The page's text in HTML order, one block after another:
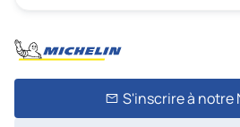
S'inscrire à notre